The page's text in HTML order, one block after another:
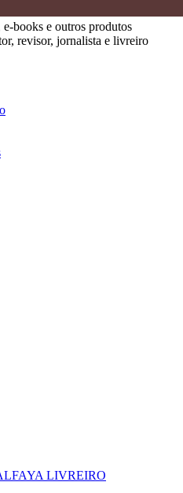
books e outros produtos
revisor, jornalista e livreiro
LIVREIRO